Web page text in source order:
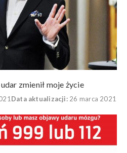
zmienił moje życie
Data aktualizacji: 26 marca 2021